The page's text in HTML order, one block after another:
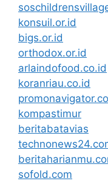
konsuil.or.id
bigs.or.id
orthodox.or.id
arlaindofood.co.id
koranriau.co.id
kompastimur
beritabatavias
sofold.com